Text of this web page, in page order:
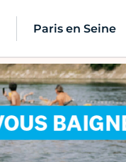
Paris en Seine